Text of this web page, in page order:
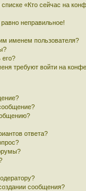
«Кто сейчас на
неправильное!
именем пользователя?
его?
требуют войти на
ответа?
сообщения?